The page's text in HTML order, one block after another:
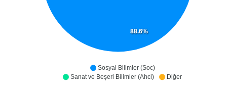
Sosyal Bilimler (Soc)
Sanat ve Beşeri Bilimler (Ahci)
Diğer
88.6%